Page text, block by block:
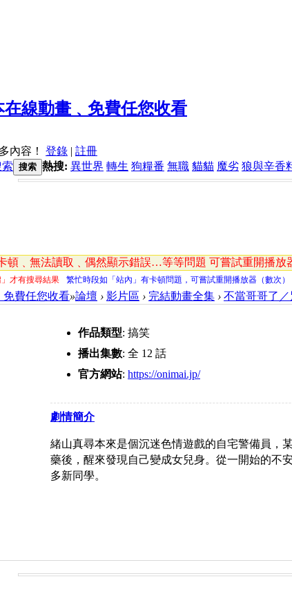
內容！ 登錄 | 註冊
搜索 熱搜: 異世界 轉生 狗糧番 無職 貓貓 魔劣 狼與辛香
頓﹑無法讀取﹑偶然顯示錯誤…等等問題 可嘗試重開播放
才有搜尋結果 繁忙時段如「站內」有卡頓問題，可嘗試重開播放器（數次）
免費任您收看»論壇 › 影片區 › 完結動畫全集 › 不當哥哥了／
作品類型: 搞笑
播出集數: 全 12 話
官方網站: https://onimai.jp/
劇情簡介
緒山真尋本來是個沉迷色情遊戲的自宅警備員，
藥後，醒來發現自己變成女兒身。從一開始的不
多新同學。